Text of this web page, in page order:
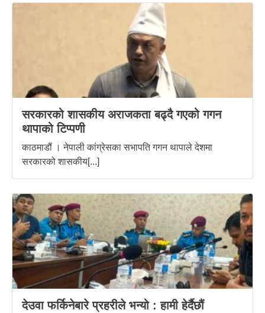
सरकारको शासकीय अराजकता बढ्दै गएको गगन
थापाको टिप्पणी
काठमाडौं । नेपाली कांग्रेसका सभापति गगन थापाले देशमा
सरकारको शासकीय[...]
देउवा फर्किनेबारे प्रहरीले भन्यो : हामी हेर्दैछौं